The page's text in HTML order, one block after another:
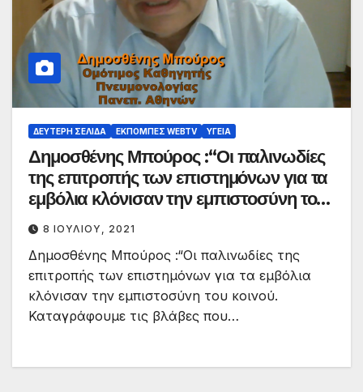
ΔΕΎΤΕΡΗ ΣΕΛΊΔΑ ΕΚΠΟΜΠΈΣ WEBTV ΥΓΕΊΑ
Δημοσθένης Μπούρος :“Οι παλινωδίες
της επιτροπής των επιστημόνων για τα
εμβόλια κλόνισαν την εμπιστοσύνη του
κοινού. Καταγράφουμε τις βλάβες που
προκαλούνται στους πνεύμονες από
την ίνωση σε ασθενείς κοροναϊού που
νοσηλεύτηκαν“
8 ΙΟΥΛΊΟΥ, 2021
Δημοσθένης Μπούρος :“Οι παλινωδίες της
επιτροπής των επιστημόνων για τα εμβόλια
κλόνισαν την εμπιστοσύνη του κοινού.
Καταγράφουμε τις βλάβες που…